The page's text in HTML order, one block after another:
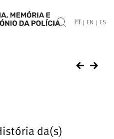
PT | EN | ES
da(s)